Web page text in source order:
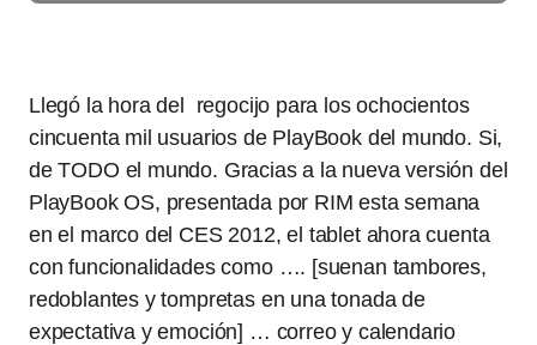
Llegó la hora del regocijo para los ochocientos
cincuenta mil usuarios de PlayBook del mundo. Si,
de TODO el mundo. Gracias a la nueva versión del
PlayBook OS, presentada por RIM esta semana
en el marco del CES 2012, el tablet ahora cuenta
con funcionalidades como …. [suenan tambores,
redoblantes y tompretas en una tonada de
expectativa y emoción] … correo y calendario